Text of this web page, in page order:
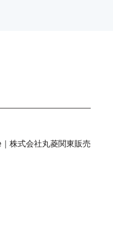
株式会社丸菱関東販売